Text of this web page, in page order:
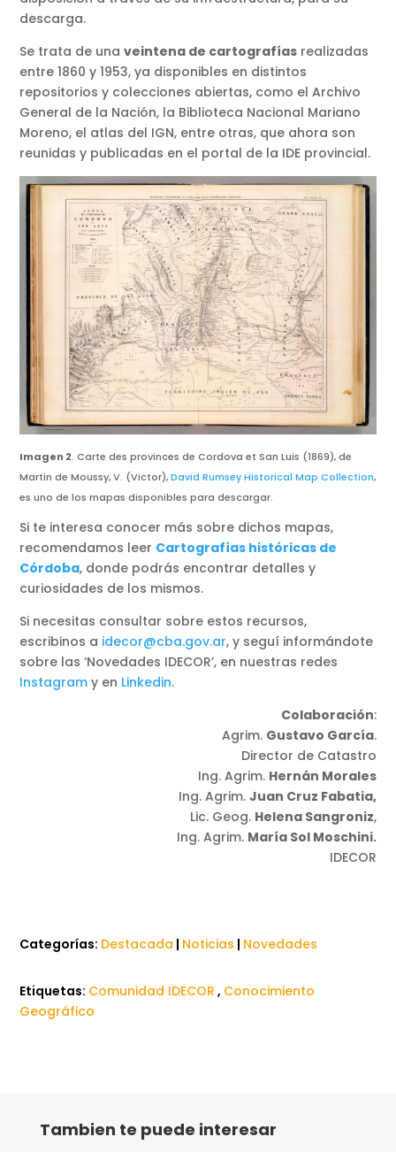
descarga.
Se trata de unaveintena de cartografías realizadas
entre 1860 y 1953, ya disponibles en distintos
repositorios y colecciones abiertas, como el Archivo
General de la Nación, la Biblioteca Nacional Mariano
Moreno, el atlas del IGN, entre otras, que ahora son
reunidas y publicadas en el portal de la IDE provincial.
Imagen 2. Carte des provinces de Cordova et San Luis (1869), de
Martin de Moussy, V. (Victor),David Rumsey Historical Map Collection,
es uno de los mapas disponibles para descargar.
Si te interesa conocer más sobre dichos mapas,
recomendamos leer Cartografías históricas de
Córdoba, donde podrás encontrar detalles y
curiosidades de los mismos.
Si necesitas consultar sobre estos recursos,
escribinos a idecor@cba.gov.ar, y seguí informándote
sobre las ‘Novedades IDECOR’, en nuestras redes
Instagram y en Linkedin.
Colaboración:
Agrim. Gustavo García.
Director de Catastro
Ing. Agrim. Hernán Morales
Ing. Agrim. Juan Cruz Fabatia,
Lic. Geog. Helena Sangroniz,
Ing. Agrim. María Sol Moschini.
IDECOR
Categorías: Destacada | Noticias | Novedades
Etiquetas: Comunidad IDECOR , Conocimiento
Geográfico
Tambien te puede interesar